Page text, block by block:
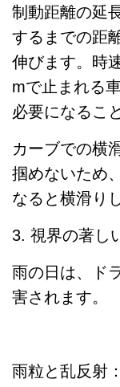
制動距離の延
するまでの距
伸びます。時
mで止まれる
必要になるこ
カーブでの横
掴めないため
なると横滑り
3. 視界の著し
雨の日は、ド
害されます。
雨粒と乱反射